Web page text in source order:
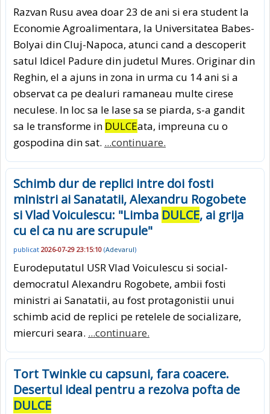
Razvan Rusu avea doar 23 de ani si era student la
Economie Agroalimentara, la Universitatea Babes-
Bolyai din Cluj-Napoca, atunci cand a descoperit
satul Idicel Padure din judetul Mures. Originar din
Reghin, el a ajuns in zona in urma cu 14 ani si a
observat ca pe dealuri ramaneau multe cirese
neculese. In loc sa le lase sa se piarda, s-a gandit
sa le transforme in DULCEata, impreuna cu o
gospodina din sat. ...continuare.
Schimb dur de replici intre doi fosti
ministri ai Sanatatii, Alexandru Rogobete
si Vlad Voiculescu: "Limba DULCE, ai grija
cu el ca nu are scrupule"
publicat 2026-07-29 23:15:10 (Adevarul)
Eurodeputatul USR Vlad Voiculescu si social-
democratul Alexandru Rogobete, ambii fosti
ministri ai Sanatatii, au fost protagonistii unui
schimb acid de replici pe retelele de socializare,
miercuri seara. ...continuare.
Tort Twinkie cu capsuni, fara coacere.
Desertul ideal pentru a rezolva pofta de
DULCE